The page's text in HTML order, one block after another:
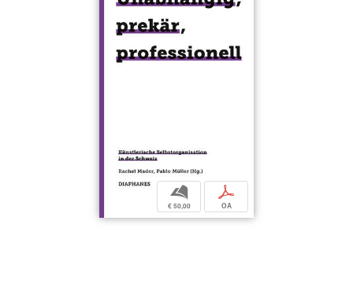
b
€ 50,00
p
OA